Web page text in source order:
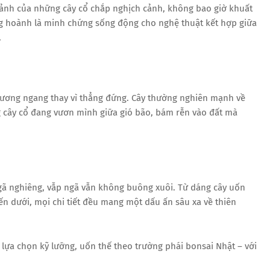
của những cây cổ chắp nghịch cảnh, không bao giờ khuất
hoành là minh chứng sống động cho nghệ thuật kết hợp giữa
ngang thay vì thẳng đứng. Cây thường nghiên mạnh về
cổ đang vươn mình giữa gió bão, bám rễn vào đất mà
vẫp ngã vẫn không buông xuôi. Từ dáng cây uốn
dưới, mọi chi tiết đều mang một dấu ấn sâu xa về thiên
chọn kỹ lưỡng, uốn thế theo trường phái bonsai Nhật – với